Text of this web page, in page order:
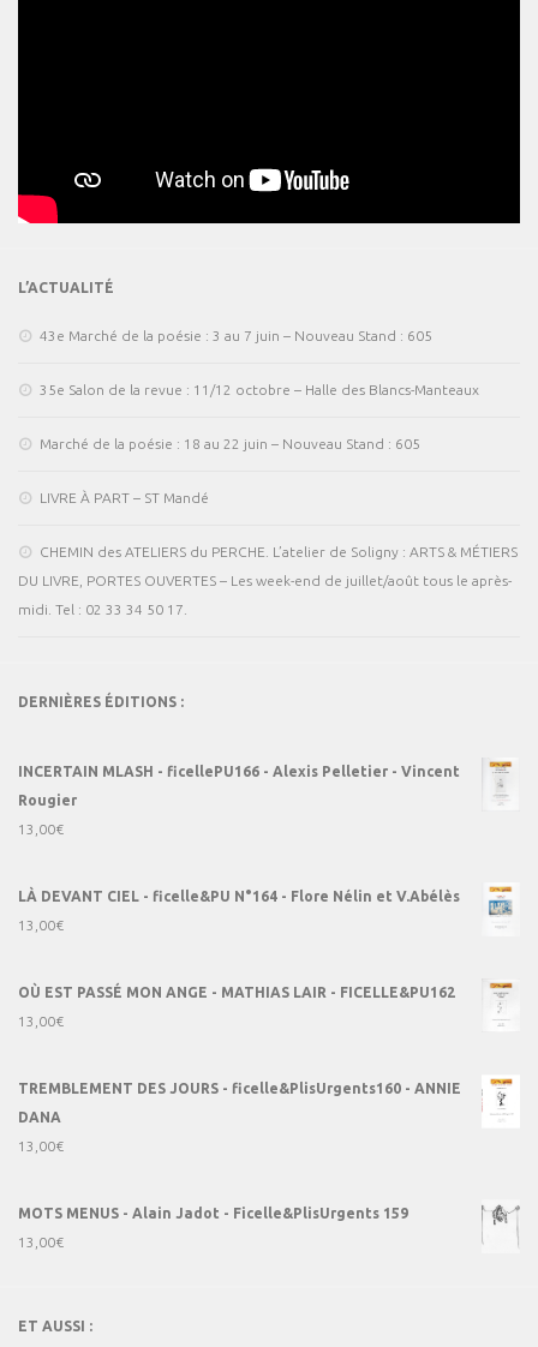
L’ACTUALITÉ
43e Marché de la poésie : 3 au 7 juin – Nouveau Stand : 605
35e Salon de la revue : 11/12 octobre – Halle des Blancs-Manteaux
Marché de la poésie : 18 au 22 juin – Nouveau Stand : 605
LIVRE À PART – ST Mandé
CHEMIN des ATELIERS du PERCHE. L’atelier de Soligny : ARTS & MÉTIERS
DU LIVRE, PORTES OUVERTES – Les week-end de juillet/août tous le après-
midi. Tel : 02 33 34 50 17.
DERNIÈRES ÉDITIONS :
INCERTAIN MLASH - ficellePU166 - Alexis Pelletier - Vincent
Rougier
13,00€
LÀ DEVANT CIEL - ficelle&PU N°164 - Flore Nélin et V.Abélès
13,00€
OÙ EST PASSÉ MON ANGE - MATHIAS LAIR - FICELLE&PU162
13,00€
TREMBLEMENT DES JOURS - ficelle&PlisUrgents160 - ANNIE
DANA
13,00€
MOTS MENUS - Alain Jadot - Ficelle&PlisUrgents 159
13,00€
ET AUSSI :